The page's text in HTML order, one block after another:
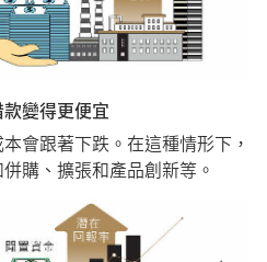
變得更便宜
會跟著下跌。在這種情形下，
購、擴張和產品創新等。